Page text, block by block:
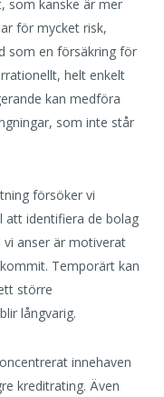
som kanske är mer
för mycket risk,
som en försäkring för
helt enkelt
kan medföra
som inte står
försöker vi
att identifiera de bolag
anser är motiverat
Temporärt kan
större
långvarig.
innehaven
kreditrating. Även